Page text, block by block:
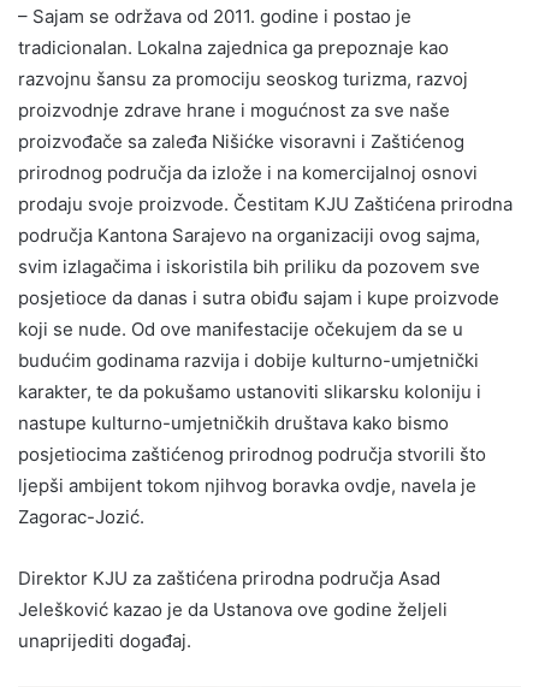
– Sajam se održava od 2011. godine i postao je
tradicionalan. Lokalna zajednica ga prepoznaje kao
razvojnu šansu za promociju seoskog turizma, razvoj
proizvodnje zdrave hrane i mogućnost za sve naše
proizvođače sa zaleđa Nišićke visoravni i Zaštićenog
prirodnog područja da izlože i na komercijalnoj osnovi
prodaju svoje proizvode. Čestitam KJU Zaštićena prirodna
područja Kantona Sarajevo na organizaciji ovog sajma,
svim izlagačima i iskoristila bih priliku da pozovem sve
posjetioce da danas i sutra obiđu sajam i kupe proizvode
koji se nude. Od ove manifestacije očekujem da se u
budućim godinama razvija i dobije kulturno-umjetnički
karakter, te da pokušamo ustanoviti slikarsku koloniju i
nastupe kulturno-umjetničkih društava kako bismo
posjetiocima zaštićenog prirodnog područja stvorili što
ljepši ambijent tokom njihvog boravka ovdje, navela je
Zagorac-Jozić.
Direktor KJU za zaštićena prirodna područja Asad
Jelešković kazao je da Ustanova ove godine željeli
unaprijediti događaj.